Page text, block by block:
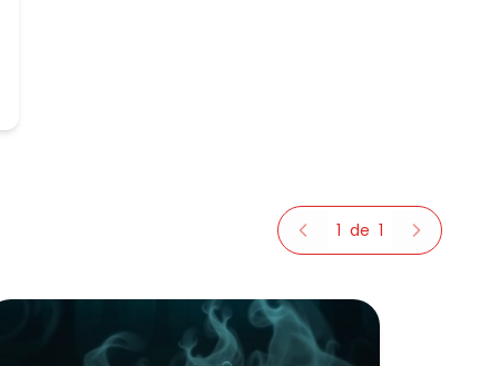
1 de 1